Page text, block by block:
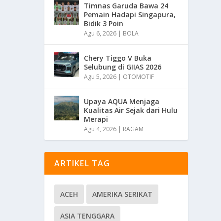
Timnas Garuda Bawa 24
Pemain Hadapi Singapura,
Bidik 3 Poin
Agu 6, 2026 | BOLA
Chery Tiggo V Buka
Selubung di GIIAS 2026
Agu 5, 2026 | OTOMOTIF
Upaya AQUA Menjaga
Kualitas Air Sejak dari Hulu
Merapi
Agu 4, 2026 | RAGAM
ARTIKEL TAG
ACEH AMERIKA SERIKAT
ASIA TENGGARA